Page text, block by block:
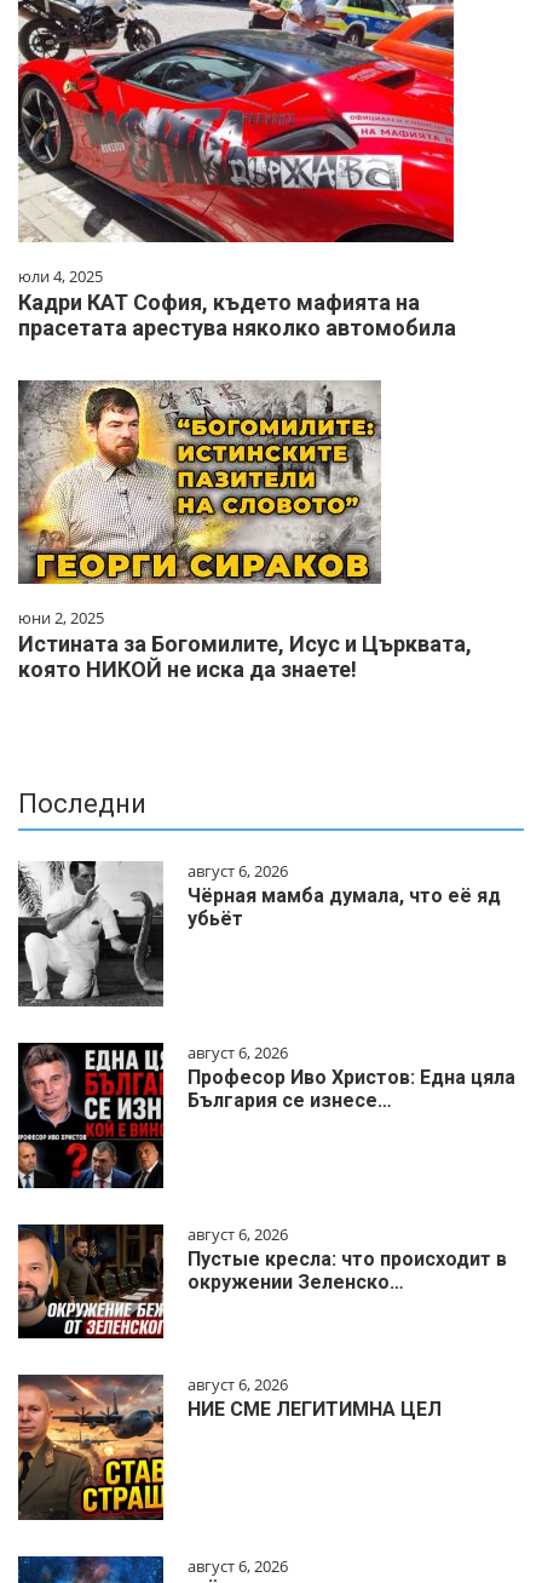
юли 4, 2025
Кадри КАТ София, където мафията на
прасетата арестува няколко автомобила
юни 2, 2025
Истината за Богомилите, Исус и Църквата,
която НИКОЙ не иска да знаете!
Последни
август 6, 2026
Чёрная мамба думала, что её яд
убьёт
август 6, 2026
Професор Иво Христов: Една цяла
България се изнесе…
август 6, 2026
Пустые кресла: что происходит в
окружении Зеленско…
август 6, 2026
НИЕ СМЕ ЛЕГИТИМНА ЦЕЛ
август 6, 2026